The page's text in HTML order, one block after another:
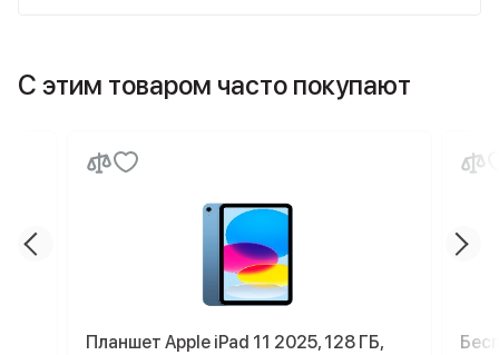
С этим товаром часто покупают
Планшет Apple iPad 11 2025, 128 ГБ,